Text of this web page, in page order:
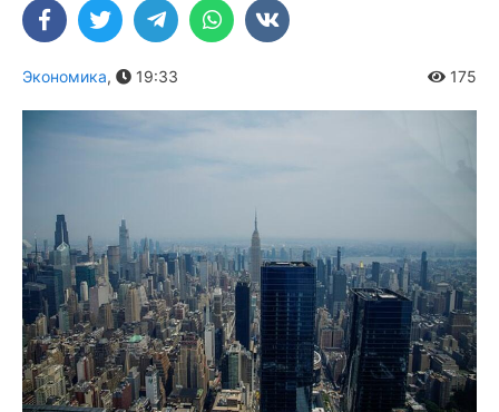
Экономика, 19:33 175